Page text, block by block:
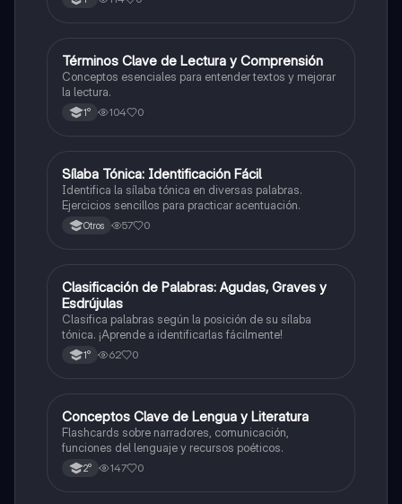
TLengua
Términos Clave de Lectura y Comprensión
Conceptos esenciales para entender textos y mejorar
la lectura.
1° 104 0
SLengua
Sílaba Tónica: Identificación Fácil
Identifica la sílaba tónica en diversas palabras.
Ejercicios sencillos para practicar acentuación.
Otros 57 0
CLengua
Clasificación de Palabras: Agudas, Graves y
Esdrújulas
Clasifica palabras según la posición de su sílaba
tónica. ¡Aprende a identificarlas fácilmente!
1° 62 0
CLengua
Conceptos Clave de Lengua y Literatura
Flashcards sobre narradores, comunicación,
funciones del lenguaje y recursos poéticos.
2° 147 0